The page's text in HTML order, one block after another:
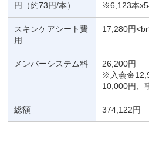
円（約73円/本）
※6,123本
スキンケアシート費
用
17,280円
メンバーシステム料
26,200円
※入会金
10,000円、
総額 374,122円